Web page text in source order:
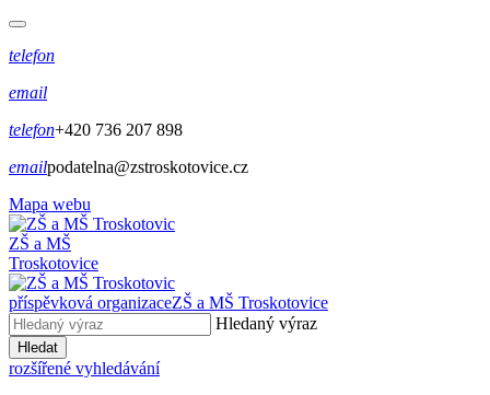
telefon
email
telefon+420 736 207 898
emailpodatelna@zstroskotovice.cz
Mapa webu
ZŠ a MŠ
Troskotovice
příspěvková organizaceZŠ a MŠ Troskotovice
Hledaný výraz
Hledat
rozšířené vyhledávání